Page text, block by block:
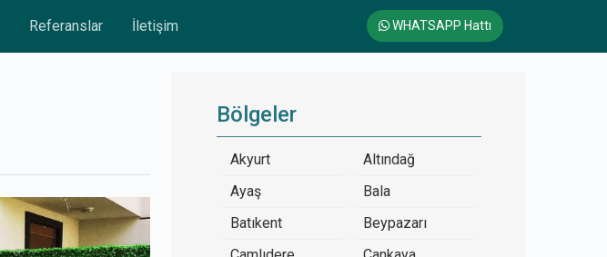
Referanslar İletişim WHATSAPP Hattı
Bölgeler
Akyurt
Altındağ
Ayaş
Bala
Batıkent
Beypazarı